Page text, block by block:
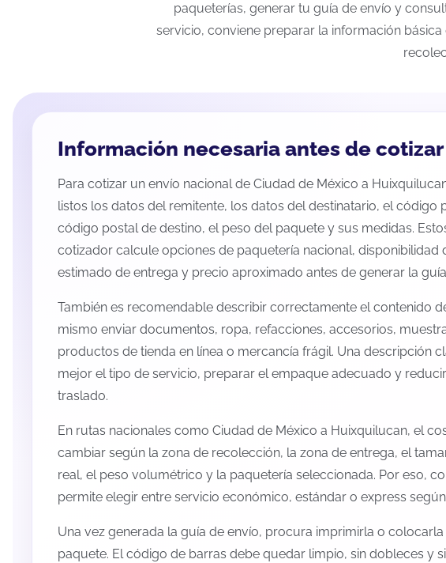
paqueterías, generar tu guía de envío y
servicio, conviene preparar la información
Información necesaria antes de
Para cotizar un envío nacional de Ciudad de México a
listos los datos del remitente, los datos del destinatario, el código
código postal de destino, el peso del paquete y sus medidas.
cotizador calcule opciones de paquetería nacional, disponibilidad
estimado de entrega y precio aproximado antes de generar la
También es recomendable describir correctamente el contenido
mismo enviar documentos, ropa, refacciones, accesorios,
productos de tienda en línea o mercancía frágil. Una descripción
mejor el tipo de servicio, preparar el empaque adecuado y
traslado.
En rutas nacionales como Ciudad de México a Huixquilucan, el
cambiar según la zona de recolección, la zona de entrega, el
real, el peso volumétrico y la paquetería seleccionada. Por eso,
permite elegir entre servicio económico, estándar o express
Una vez generada la guía de envío, procura imprimirla o
paquete. El código de barras debe quedar limpio, sin dobleces y